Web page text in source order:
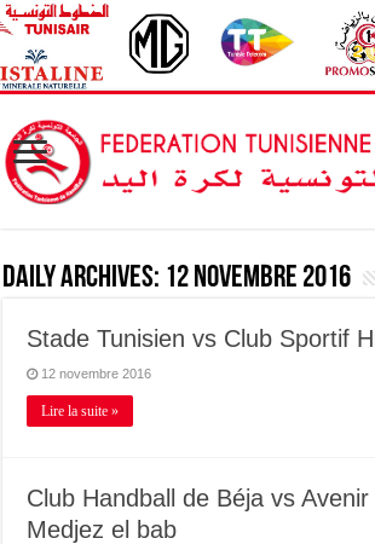
Daily Archives: 12 novembre 2016
Stade Tunisien vs Club Sportif
12 novembre 2016
Lire la suite »
Club Handball de Béja vs
Medjez el bab